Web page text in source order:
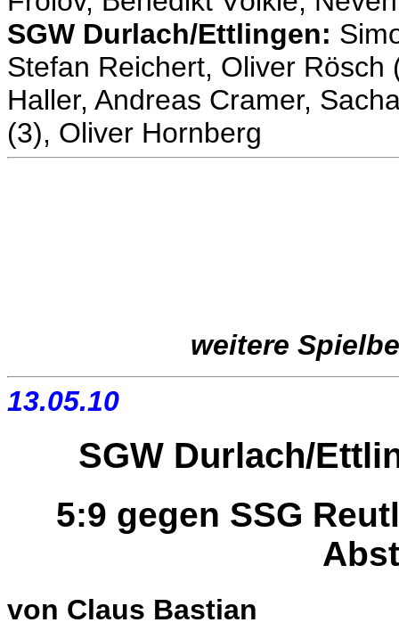
SGW Durlach/Ettlingen:
Stefan Reichert, Oliver
Haller, Andreas Cramer,
(3), Oliver Hornberg
weitere
13.05.10
SGW Durlach/
5:9 gegen SSG
von Claus Bastian